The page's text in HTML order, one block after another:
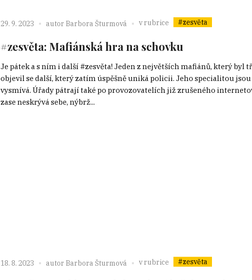
29. 9. 2023 autor Barbora Šturmová v rubrice #zesvěta
#zesvěta: Mafiánská hra na schovku
Je pátek a s ním i další #zesvěta! Jeden z největších mafiánů, který byl
objevil se další, který zatím úspěšně uniká policii. Jeho specialitou
vysmívá. Úřady pátrají také po provozovatelích již zrušeného
zase neskrývá sebe, nýbrž...
18. 8. 2023 autor Barbora Šturmová v rubrice #zesvěta